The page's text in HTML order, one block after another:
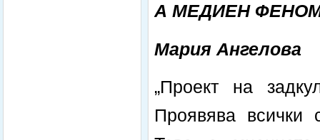
А МЕДИЕН
Мария Ангелова
„Проект на
Проявява всички